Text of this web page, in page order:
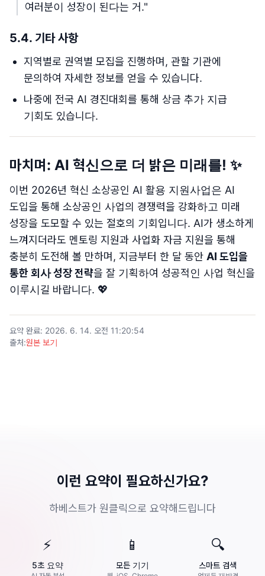
여러분이 성장이 된다는 거."
5.4. 기타 사항
지역별로 권역별 모집을 진행하며, 관할 기관에
문의하여 자세한 정보를 얻을 수 있습니다.
나중에 전국 AI 경진대회를 통해 상금 추가 지급
기회도 있습니다.
마치며: AI 혁신으로 더 밝은 미래를! ✨
이번 2026년 혁신 소상공인 AI 활용 지원사업은 AI
도입을 통해 소상공인 사업의 경쟁력을 강화하고 미래
성장을 도모할 수 있는 절호의 기회입니다. AI가 생소하게
느껴지더라도 멘토링 지원과 사업화 자금 지원을 통해
충분히 도전해 볼 만하며, 지금부터 한 달 동안 AI 도입을
통한 회사 성장 전략을 잘 기획하여 성공적인 사업 혁신을
이루시길 바랍니다. 💖
요약 완료: 2026. 6. 14. 오전 11:20:54
출처:원본 보기
이런 요약이 필요하신가요?
하베스트가 원클릭으로 요약해드립니다
⚡
5초 요약
📱
모든 기기
🔍
스마트 검색